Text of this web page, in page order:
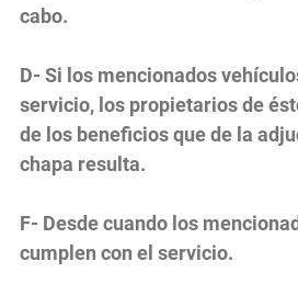
cabo.
D- Si los mencionados
servicio, los propietarios de
de los beneficios que de la
chapa resulta.
F- Desde cuando los
cumplen con el servicio.